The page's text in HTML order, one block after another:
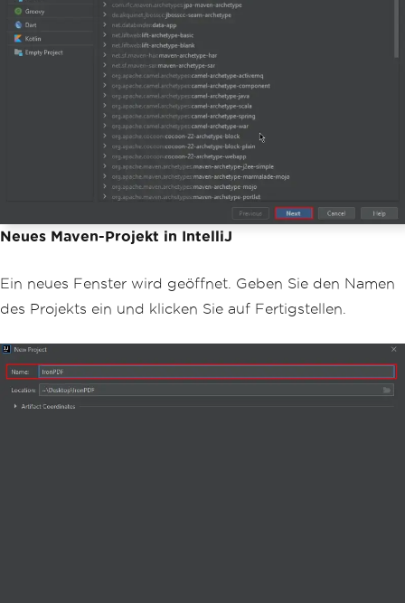
Neues Maven-Projekt in IntelliJ
Ein neues Fenster wird geöffnet. Geben Sie den Namen
des Projekts ein und klicken Sie auf Fertigstellen.